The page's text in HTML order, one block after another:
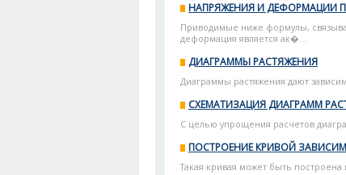
НАПРЯЖЕНИЯ И ДЕФОРМАЦИИ
Приводимые ниже формулы,
деформация является ак�...
ДИАГРАММЫ РАСТЯЖЕНИЯ
Диаграммы растяжения дают
СХЕМАТИЗАЦИЯ ДИАГРАММ
С целью упрощения расчетов
ПОСТРОЕНИЕ КРИВОЙ
Такая кривая может быть